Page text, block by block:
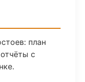
план
с